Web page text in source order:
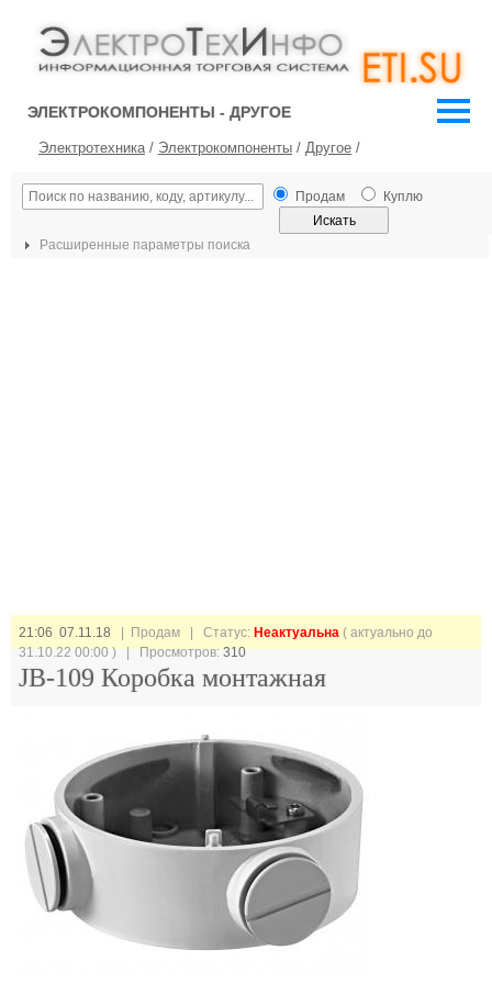
ЭЛЕКТРОКОМПОНЕНТЫ - ДРУГОЕ
Электротехника/ Электрокомпоненты / Другое /
Продам Куплю
Расширенные параметры поиска
21:06 07.11.18 | Продам | Статус: Неактуальна ( актуально до
31.10.22 00:00 ) | Просмотров:310
JB-109 Коробка монтажная